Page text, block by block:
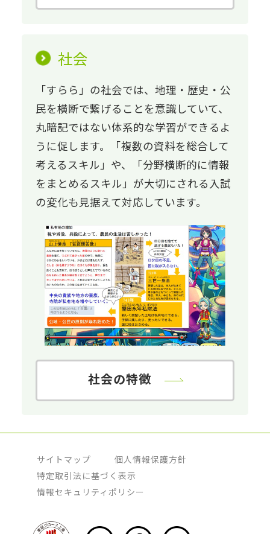
社会
「すらら」の社会では、地理・歴史・公
民を横断で繋げることを意識していて、
丸暗記ではない体系的な学習ができるよ
うに促します。「複数の資料を総合して
考えるスキル」や、「分野横断的に情報
をまとめるスキル」が大切にされる入試
の変化も見据えて対応しています。
社会の特徴
サイトマップ
個人情報保護方針
特定取引法に基づく表示
情報セキュリティポリシー